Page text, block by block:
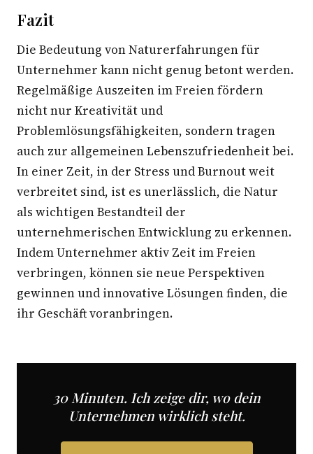
Fazit
Die Bedeutung von Naturerfahrungen für
Unternehmer kann nicht genug betont werden.
Regelmäßige Auszeiten im Freien fördern
nicht nur Kreativität und
Problemlösungsfähigkeiten, sondern tragen
auch zur allgemeinen Lebenszufriedenheit bei.
In einer Zeit, in der Stress und Burnout weit
verbreitet sind, ist es unerlässlich, die Natur
als wichtigen Bestandteil der
unternehmerischen Entwicklung zu erkennen.
Indem Unternehmer aktiv Zeit im Freien
verbringen, können sie neue Perspektiven
gewinnen und innovative Lösungen finden, die
ihr Geschäft voranbringen.
30 Minuten. Ich zeige dir, wo dein
Unternehmen wirklich steht.